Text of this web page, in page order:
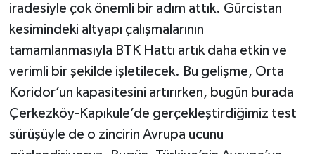
iradesiyle çok önemli bir adım attık. Gürcistan
kesimindeki altyapı çalışmalarının
tamamlanmasıyla BTK Hattı artık daha etkin ve
verimli bir şekilde işletilecek. Bu gelişme, Orta
Koridor’un kapasitesini artırırken, bugün burada
Çerkezköy-Kapıkule’de gerçekleştirdiğimiz test
sürüşüyle de o zincirin Avrupa ucunu